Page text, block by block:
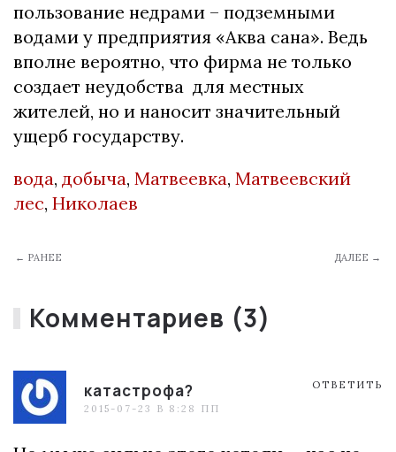
пользование недрами – подземными
водами у предприятия «Аква сана». Ведь
вполне вероятно, что фирма не только
создает неудобства для местных
жителей, но и наносит значительный
ущерб государству.
вода, добыча, Матвеевка, Матвеевский
лес, Николаев
← РАНЕЕ ДАЛЕЕ →
Комментариев (3)
катастрофа?
2015-07-23 В 8:28 ПП
ОТВЕТИТЬ